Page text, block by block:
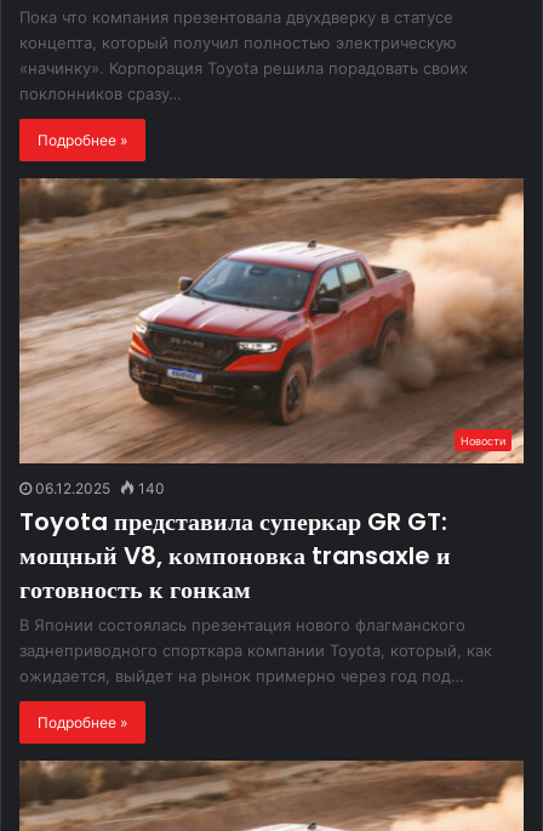
Пока что компания презентовала двухдверку в статусе
концепта, который получил полностью электрическую
«начинку». Корпорация Toyota решила порадовать своих
поклонников сразу…
Подробнее »
Новости
06.12.2025 140
Toyota представила суперкар GR GT:
мощный V8, компоновка transaxle и
готовность к гонкам
В Японии состоялась презентация нового флагманского
заднеприводного спорткара компании Toyota, который, как
ожидается, выйдет на рынок примерно через год под…
Подробнее »